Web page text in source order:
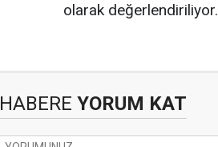
olarak değerlendiriliyor.
HABERE YORUM KAT